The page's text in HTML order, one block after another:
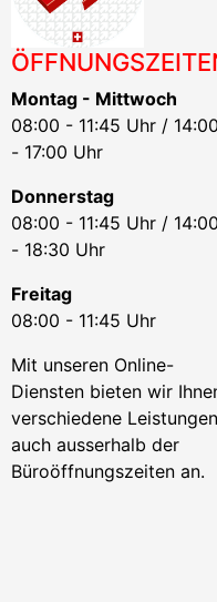
Montag - Mittwoch
08:00 - 11:45 Uhr / 14:00
- 17:00 Uhr
Donnerstag
08:00 - 11:45 Uhr / 14:00
- 18:30 Uhr
Freitag
08:00 - 11:45 Uhr
Mit unseren Online-
Diensten bieten wir
verschiedene Leistungen
auch ausserhalb der
Büroöffnungszeiten an.